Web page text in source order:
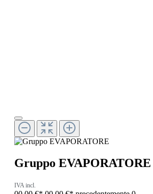
Gruppo EVAPORATORE
IVA incl.